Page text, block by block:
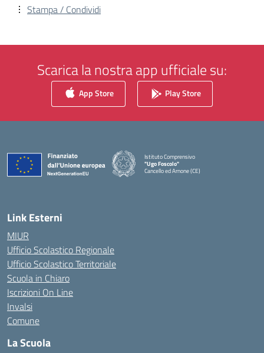
Stampa / Condividi
Scarica la nostra app ufficiale su:
App Store Play Store
Istituto Comprensivo
"Ugo Foscolo"
Cancello ed Arnone (CE)
Link Esterni
MIUR
Ufficio Scolastico Regionale
Ufficio Scolastico Territoriale
Scuola in Chiaro
Iscrizioni On Line
Invalsi
Comune
La Scuola